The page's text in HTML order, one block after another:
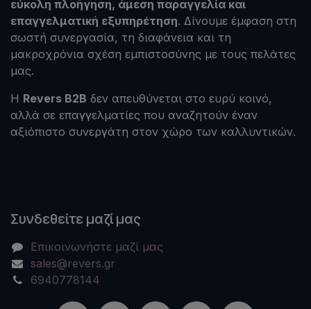
εύκολη πλοήγηση, άμεση παραγγελία και
επαγγελματική εξυπηρέτηση. Δίνουμε έμφαση στη
σωστή συνεργασία, τη διαφάνεια και τη
μακροχρόνια σχέση εμπιστοσύνης με τους πελάτες
μας.
Η Revers B2B δεν απευθύνεται στο ευρύ κοινό,
αλλά σε επαγγελματίες που αναζητούν έναν
αξιόπιστο συνεργάτη στον χώρο των καλλυντικών.
Συνδεθείτε μαζί μας
Επικοινωνήστε μαζί μας
sales@revers.gr
6940778144